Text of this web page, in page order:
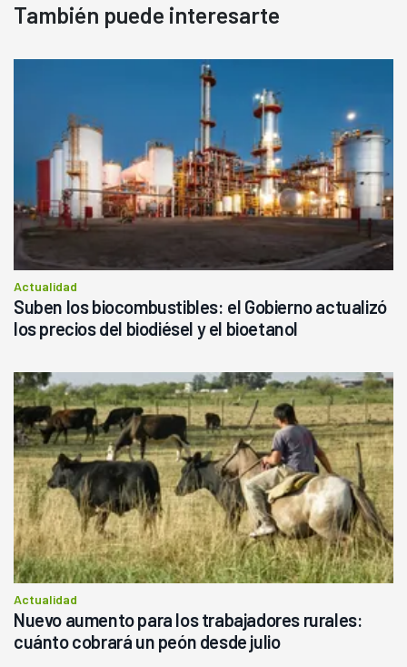
También puede interesarte
Actualidad
Suben los biocombustibles: el Gobierno actualizó
los precios del biodiésel y el bioetanol
Actualidad
Nuevo aumento para los trabajadores rurales:
cuánto cobrará un peón desde julio